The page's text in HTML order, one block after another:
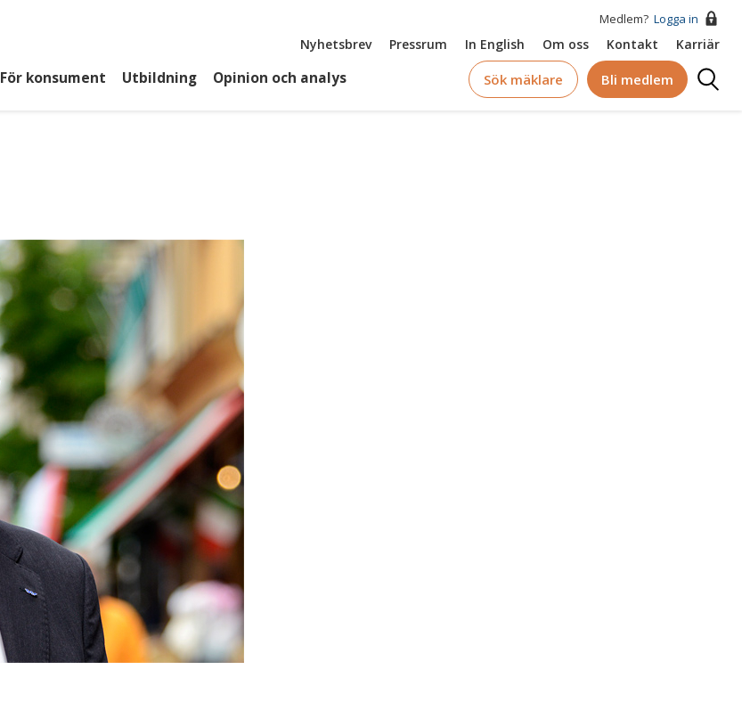
Medlem? Logga in
Top
Nyhetsbrev Pressrum In English Om oss Kontakt Karriär
För konsument Utbildning Opinion och analys Sök mäklare Bli medlem
Logga